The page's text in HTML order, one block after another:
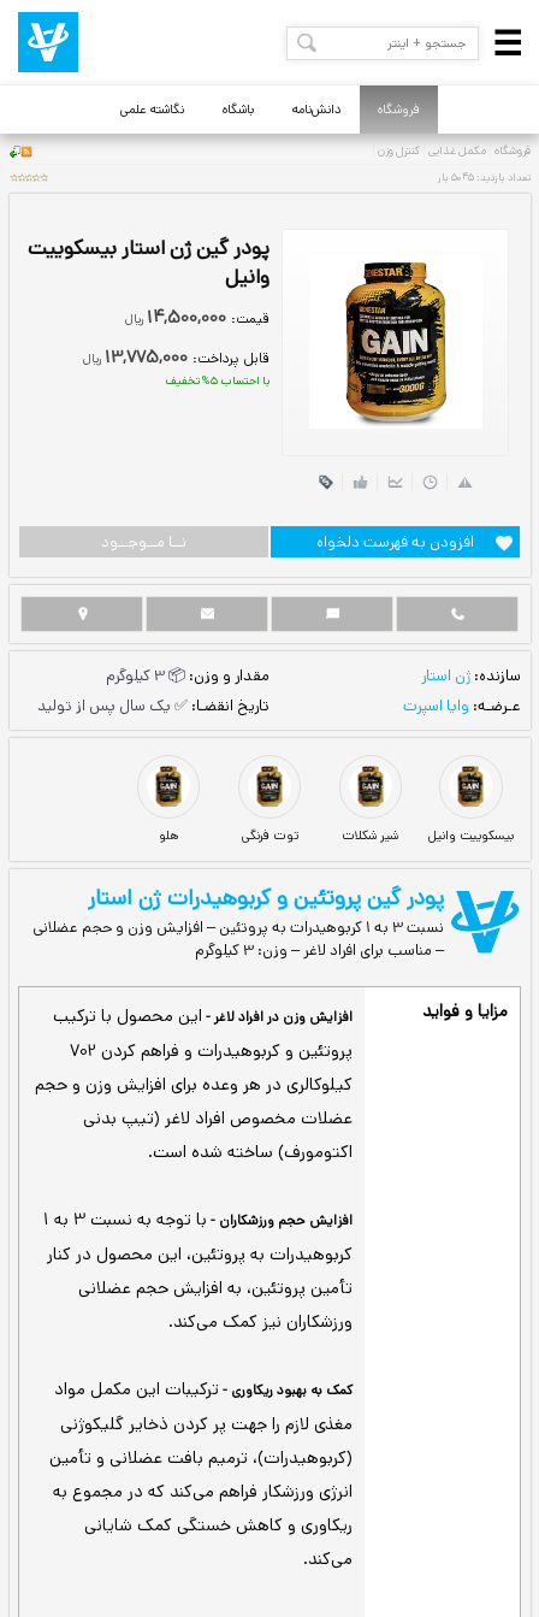
فروشگاه دانش‌نامه باشگاه نگاشته علمی
پودر گین ژن استار بیسکوییت
وانیل
قابل پرداخت:
با احتساب 5% تخفيف
دلخواه
مقدار و وزن:📦 3 کیلوگرم
تاریخ انقضـا:✅ یک سال پس از تولید
توت فرنگی هلو
پروتئین و کربوهیدرات ژن استار
نسبت 3 به 1 کربوهیدرات به پروتئین – افزایش وزن و حجم عضلانی
افزایش وزن در افراد لاغر - این محصول با ترکیب
پروتئین و کربوهیدرات و فراهم کردن 702
کیلوکالری در هر وعده برای افزایش وزن و حجم
عضلات مخصوص افراد لاغر (تیپ بدنی